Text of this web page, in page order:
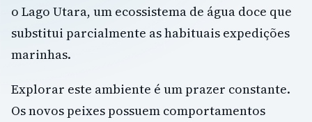
o Lago Utara, um ecossistema de água doce que
substitui parcialmente as habituais expedições
marinhas.
Explorar este ambiente é um prazer constante.
Os novos peixes possuem comportamentos